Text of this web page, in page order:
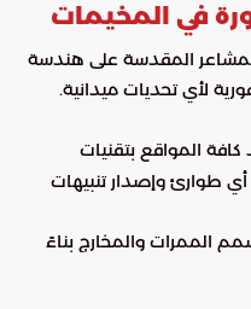
في المخيمات
المشاعر المقدسة على هندسة
لأي تحديات ميدانية.
كافة المواقع بتقنيات
طوارئ وإصدار تنبيهات
الممرات والمخارج بناءً